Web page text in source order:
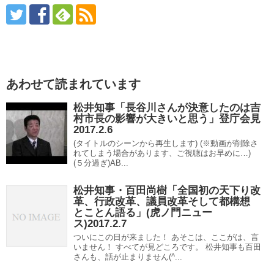
あわせて読まれています
松井知事「長谷川さんが決意したのは吉
村市長の影響が大きいと思う」登庁会見
2017.2.6
(タイトルのシーンから再生します) (※動画が削除さ
れてしまう場合があります、ご視聴はお早めに…)
(５分過ぎ)AB...
松井知事・百田尚樹「全国初の天下り改
革、行政改革、議員改革そして都構想
とことん語る」(虎ノ門ニュー
ス)2017.2.7
ついにこの日が来ました！ あそこは、ここがは、言
いません！ すべてが見どころです。 松井知事も百田
さんも、話が止まりません(^...